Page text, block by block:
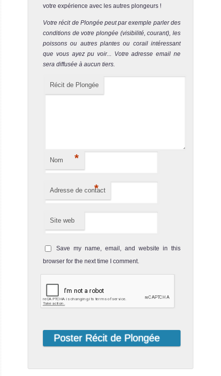
superbes patates sous-marines. Le fond sableux est situé
à 14 m d...
votre expérience avec les autres plongeurs !
Votre récit de Plongée peut par exemple parler des
conditions de votre plongée (visibilité, courant), les
poissons ou autres plantes ou corail intéressant
que vous ayez pu voir... Votre adresse email ne
sera diffusée à aucun tiers.
Récit de Plongée
Nom *
Adresse de contact
*
Site web
Save my name, email, and website in this
browser for the next time I comment.